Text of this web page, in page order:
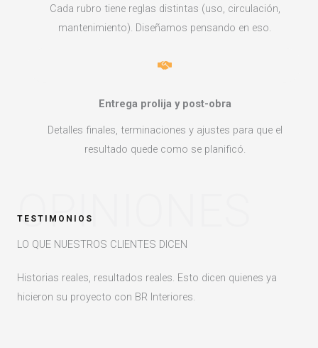
Cada rubro tiene reglas distintas (uso, circulación,
mantenimiento). Diseñamos pensando en eso.
Entrega prolija y post-obra
Detalles finales, terminaciones y ajustes para que el
resultado quede como se planificó.
OPINIONES
TESTIMONIOS
LO QUE NUESTROS CLIENTES DICEN
Historias reales, resultados reales. Esto dicen quienes ya
hicieron su proyecto con BR Interiores.